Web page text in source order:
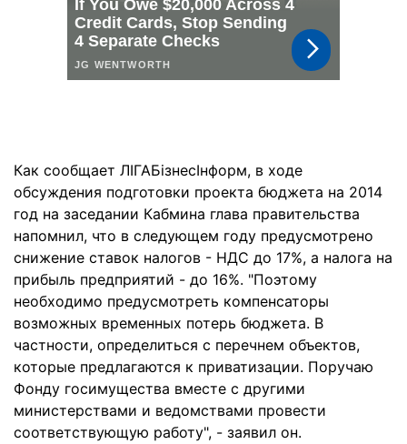
Как сообщает ЛІГАБізнесІнформ, в ходе
обсуждения подготовки проекта бюджета на 2014
год на заседании Кабмина глава правительства
напомнил, что в следующем году предусмотрено
снижение ставок налогов - НДС до 17%, а налога на
прибыль предприятий - до 16%. "Поэтому
необходимо предусмотреть компенсаторы
возможных временных потерь бюджета. В
частности, определиться с перечнем объектов,
которые предлагаются к приватизации. Поручаю
Фонду госимущества вместе с другими
министерствами и ведомствами провести
соответствующую работу", - заявил он.